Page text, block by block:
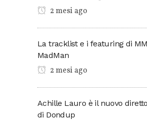
2 mesi ago
La tracklist e i featuring di
MadMan
2 mesi ago
Achille Lauro è il nuovo
di Dondup